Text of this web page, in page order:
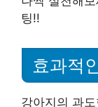
팅!!
효과적
강아지의 과